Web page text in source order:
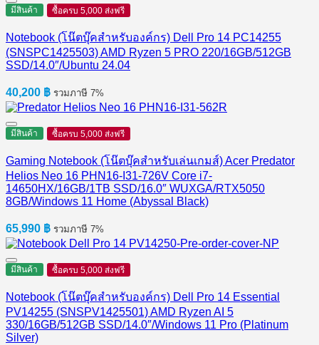
มีสินค้า ซื้อครบ 5,000 ส่งฟรี
Notebook (โน๊ตบุ๊คสำหรับองค์กร) Dell Pro 14 PC14255
(SNSPC1425503) AMD Ryzen 5 PRO 220/16GB/512GB
SSD/14.0″/Ubuntu 24.04
40,200 ฿ รวมภาษี 7%
มีสินค้า ซื้อครบ 5,000 ส่งฟรี
Gaming Notebook (โน๊ตบุ๊คสำหรับเล่นเกมส์) Acer Predator
Helios Neo 16 PHN16-I31-726V Core i7-
14650HX/16GB/1TB SSD/16.0″ WUXGA/RTX5050
8GB/Windows 11 Home (Abyssal Black)
65,990 ฿ รวมภาษี 7%
มีสินค้า ซื้อครบ 5,000 ส่งฟรี
Notebook (โน๊ตบุ๊คสำหรับองค์กร) Dell Pro 14 Essential
PV14255 (SNSPV1425501) AMD Ryzen AI 5
330/16GB/512GB SSD/14.0″/Windows 11 Pro (Platinum
Silver)